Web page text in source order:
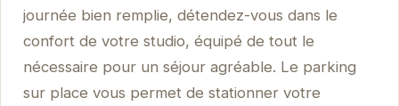
journée bien remplie, détendez-vous dans le
confort de votre studio, équipé de tout le
nécessaire pour un séjour agréable. Le parking
sur place vous permet de stationner votre